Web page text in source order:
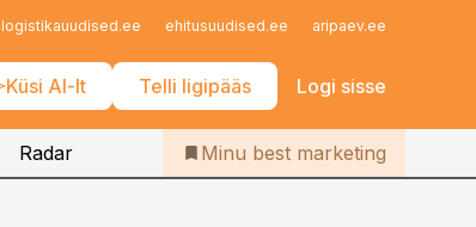
logistikauudised.ee ehitusuudised.ee aripaev.ee
Küsi AI-lt Telli ligipääs Logi sisse
Iseteenindus
Telli Bestmarketing
Radar Minu best marketing